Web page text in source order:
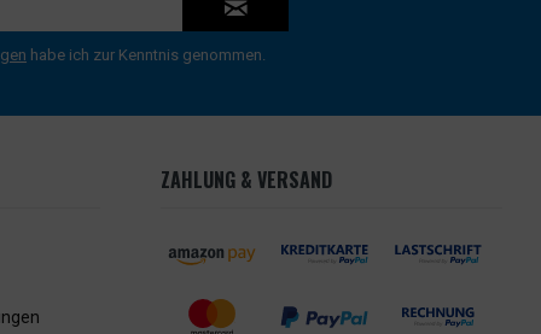
habe ich zur Kenntnis genommen.
ZAHLUNG & VERSAND